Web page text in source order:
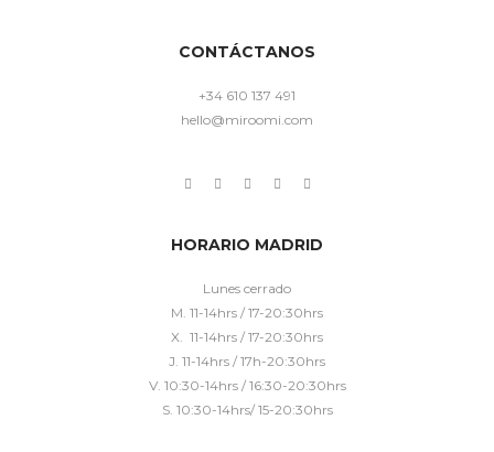
CONTÁCTANOS
+34 610 137 491
hello@miroomi.com
HORARIO MADRID
Lunes cerrado
M. 11-14hrs / 17-20:30hrs
X. 11-14hrs / 17-20:30hrs
J. 11-14hrs / 17h-20:30hrs
V. 10:30-14hrs / 16:30-20:30hrs
S. 10:30-14hrs/ 15-20:30hrs